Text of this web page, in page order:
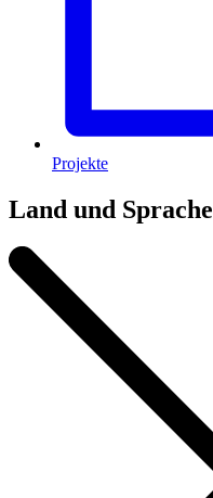
Projekte
Land und Sprache